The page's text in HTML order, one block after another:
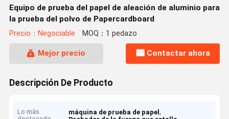
Equipo de prueba del papel de aleación de aluminio para
la prueba del polvo de Papercardboard
Precio：Negociable MOQ：1 pedazo
Mejor precio Contactar ahora
Descripción De Producto
Lo más
máquina de prueba de papel,